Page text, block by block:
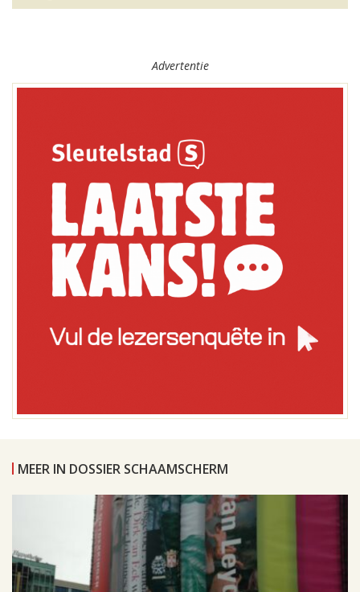
Advertentie
MEER IN DOSSIER SCHAAMSCHERM